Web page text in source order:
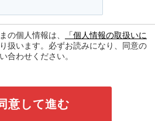
の個人情報は、
「個人情報の取扱いに
扱います。必ずお読みになり、同意の
合わせください。
意して進む